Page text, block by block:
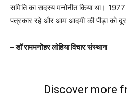
समिति का सदस्य मनोनीत किया था।
पत्रकार रहे और आम आदमी की पीड़ा को
– डॉ राममनोहर लोहिया विचार संस्थान
Discover more